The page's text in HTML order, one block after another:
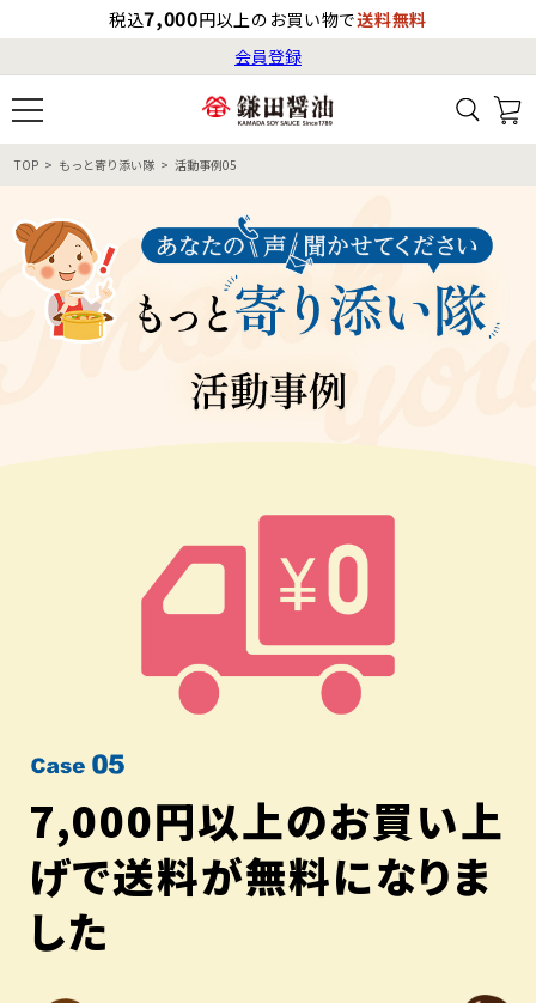
税込7,000円以上のお買い物で送料無料
会員登録
ログイン
会員登録
すべての商品一覧
商品カテゴリ
ギフト
商品の選び方
安全・安心への取り組み
サイトマップ
お問い合わせ
会社案内
すべてから検索
カタログ番号・記号検索
レシピ検索
TOP もっと寄り添い隊 活動事例05
7,000円以上のお買い上
げで送料が無料になりま
した
最短お届け日（国内）の目安
8月8日
13:00
へのお届け予定日は
8月9日（日）